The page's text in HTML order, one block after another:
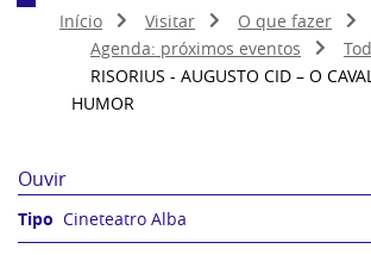
Início Visitar
O que fazer
Agenda: próximos eventos
RISORIUS - AUGUSTO CID – O
HUMOR
Ouvir
Cineteatro Alba